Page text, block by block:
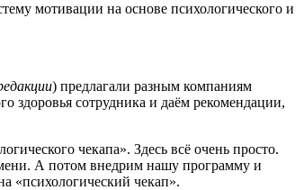
мотивации на основе психологического и
) предлагали разным компаниям
здоровья сотрудника и даём рекомендации,
чекапа». Здесь всё очень просто.
А потом внедрим нашу программу и
«психологический чекап».